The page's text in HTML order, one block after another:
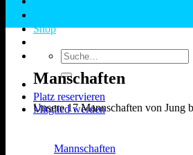
Shop
Platz reservieren
Mitglied werden
Manschaften
Unsere 17 Mannschaften von Jung
Mannschaften